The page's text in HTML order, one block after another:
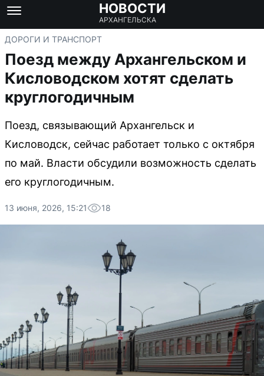
НОВОСТИ
АРХАНГЕЛЬСКА
ДОРОГИ И ТРАНСПОРТ
Поезд между Архангельском и
Кисловодском хотят сделать
круглогодичным
Поезд, связывающий Архангельск и
Кисловодск, сейчас работает только с октября
по май. Власти обсудили возможность сделать
его круглогодичным.
13 июня, 2026, 15:21 18